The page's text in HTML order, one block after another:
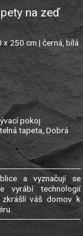
na zeď
250 cm | černá, bílá
pokoj
tapeta, Dobrá
a vyznačují se
vyrábí technologií
váš domov k